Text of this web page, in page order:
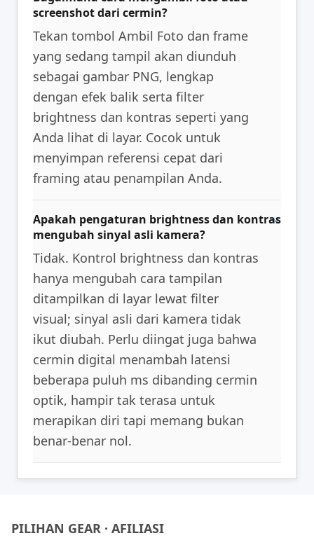
screenshot dari cermin?
Tekan tombol Ambil Foto dan frame
yang sedang tampil akan diunduh
sebagai gambar PNG, lengkap
dengan efek balik serta filter
brightness dan kontras seperti yang
Anda lihat di layar. Cocok untuk
menyimpan referensi cepat dari
framing atau penampilan Anda.
Apakah pengaturan brightness dan kontras
mengubah sinyal asli kamera?
Tidak. Kontrol brightness dan kontras
hanya mengubah cara tampilan
ditampilkan di layar lewat filter
visual; sinyal asli dari kamera tidak
ikut diubah. Perlu diingat juga bahwa
cermin digital menambah latensi
beberapa puluh ms dibanding cermin
optik, hampir tak terasa untuk
merapikan diri tapi memang bukan
benar-benar nol.
PILIHAN GEAR · AFILIASI